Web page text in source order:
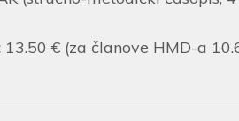
13.50 € (za članove HMD-a